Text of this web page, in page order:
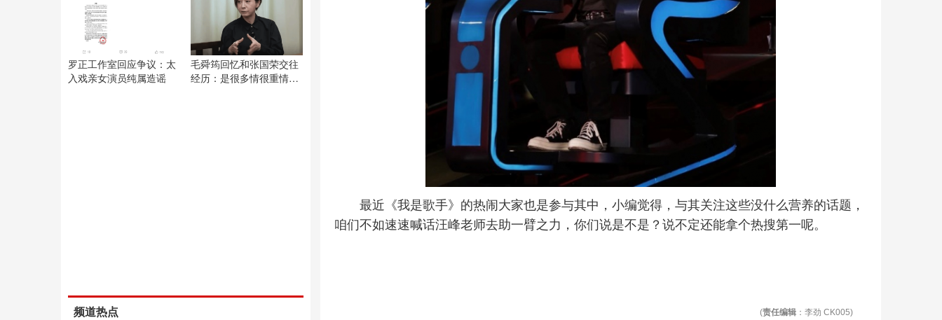
罗正工作室回应争议：太
入戏亲女演员纯属造谣
毛舜筠回忆和张国荣交往
经历：是很多情很重情的
频道热点
最近《我是歌手》的热闹大家也是参与其中，小编觉得，与其关注这些没什么营养的话题，
咱们不如速速喊话汪峰老师去助一臂之力，你们说是不是？说不定还能拿个热搜第一呢。
(责任编辑 ：李劲 CK005)